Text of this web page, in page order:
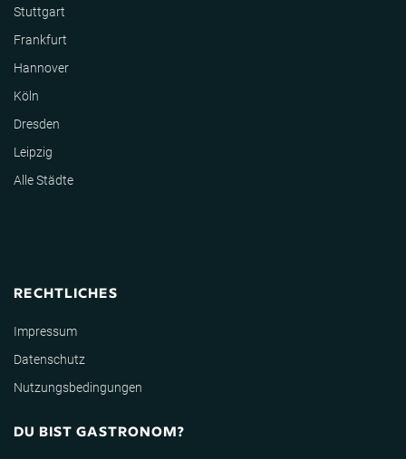
Stuttgart
Frankfurt
Hannover
Köln
Dresden
Leipzig
Alle Städte
RECHTLICHES
Impressum
Datenschutz
Nutzungsbedingungen
DU BIST GASTRONOM?